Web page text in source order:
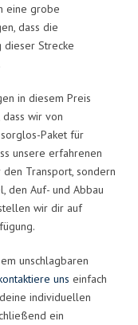
eine grobe
dass die
dieser Strecke
in diesem Preis
wir von
Paket für
unsere erfahrenen
den Transport, sondern
den Auf- und Abbau
wir dir auf
unschlagbaren
uns einfach
individuellen
ein